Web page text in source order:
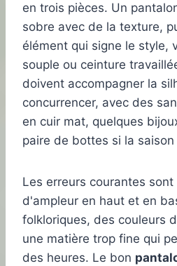
en trois pièces. Un
sobre avec de la texture,
élément qui signe le style,
souple ou ceinture
doivent accompagner la
concurrencer, avec des
en cuir mat, quelques
paire de bottes si la saison
Les erreurs courantes sont
d'ampleur en haut et en
folkloriques, des couleurs
une matière trop fine qui
des heures. Le bon